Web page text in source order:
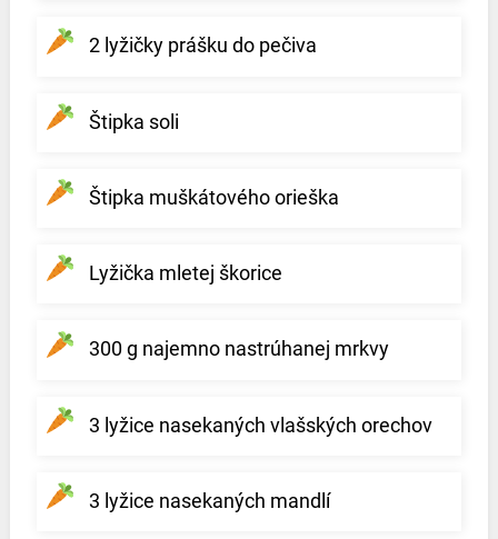
2 lyžičky prášku do pečiva
Štipka soli
Štipka muškátového orieška
Lyžička mletej škorice
300 g najemno nastrúhanej mrkvy
3 lyžice nasekaných vlašských orechov
3 lyžice nasekaných mandlí